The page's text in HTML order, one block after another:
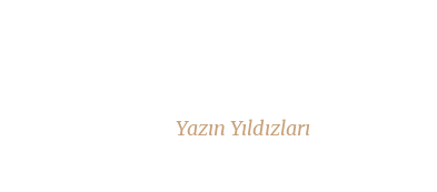
Yazın Yıldızları